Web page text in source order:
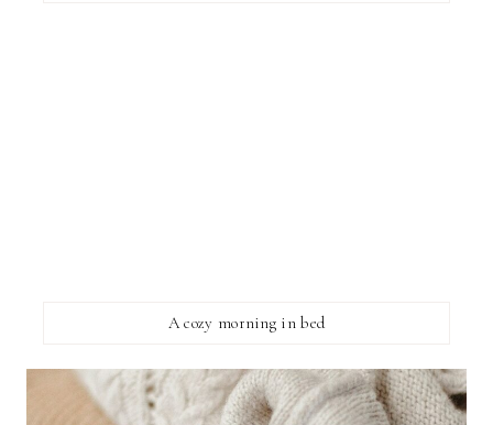
A cozy morning in bed